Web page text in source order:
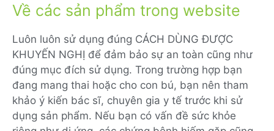
Về các sản phẩm trong website
Luôn luôn sử dụng đúng CÁCH DÙNG ĐƯỢC
KHUYẾN NGHỊ để đảm bảo sự an toàn cũng như
đúng mục đích sử dụng. Trong trường hợp bạn
đang mang thai hoặc cho con bú, bạn nên tham
khảo ý kiến bác sĩ, chuyên gia y tế trước khi sử
dụng sản phẩm. Nếu bạn có vấn đề sức khỏe